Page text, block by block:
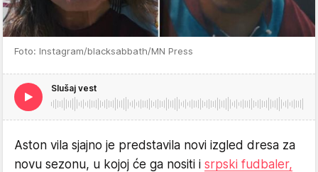
Foto: Instagram/blacksabbath/MN Press
Slušaj vest
Aston vila sjajno je predstavila novi izgled dresa za
novu sezonu, u kojoj će ga nositi i srpski fudbaler,